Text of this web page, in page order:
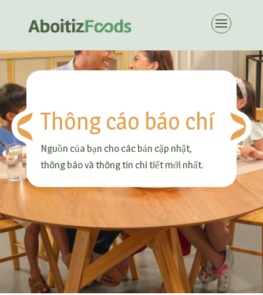
Thông cáo báo chí
Nguồn của bạn cho các bản cập nhật,
thông báo và thông tin chi tiết mới nhất.